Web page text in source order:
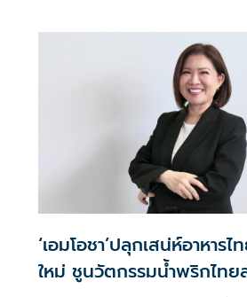
เที่ยวรูปแบบใหม่และเปิดทางให้เกิดกา
เพื่อเพิ่มทางเลือกในการเดินทางสู่แหล่ง
‘เอมโอชา’ปลุกเสน่ห์อาหาร
ใหม่ ชูนวัตกรรมน้ำพริกไท